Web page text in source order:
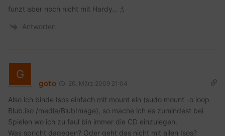
funzt aber noch nicht mit Hardy… ;\
Antworten
goto 20. März 2009 21:04
Also ich binde Isos einfach mit mount ein (sudo mount -o loop
Blub.iso /media/BlubImage), so mache ich es zumindest bei
Spielen wo ich zu faul bin immer die CD einzulegen.
Was spricht dagegen? Oder geht das nicht mit allen Isos?